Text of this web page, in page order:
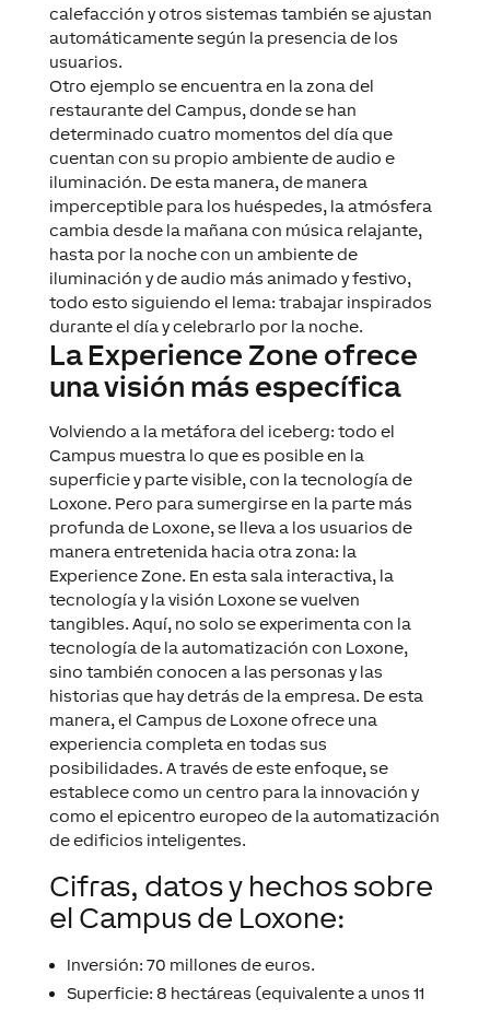
calefacción y otros sistemas también se ajustan
automáticamente según la presencia de los
usuarios.
Otro ejemplo se encuentra en la zona del
restaurante del Campus, donde se han
determinado cuatro momentos del día que
cuentan con su propio ambiente de audio e
iluminación. De esta manera, de manera
imperceptible para los huéspedes, la atmósfera
cambia desde la mañana con música relajante,
hasta por la noche con un ambiente de
iluminación y de audio más animado y festivo,
todo esto siguiendo el lema: trabajar inspirados
durante el día y celebrarlo por la noche.
La Experience Zone ofrece
una visión más específica
Volviendo a la metáfora del iceberg: todo el
Campus muestra lo que es posible en la
superficie y parte visible, con la tecnología de
Loxone. Pero para sumergirse en la parte más
profunda de Loxone, se lleva a los usuarios de
manera entretenida hacia otra zona: la
Experience Zone. En esta sala interactiva, la
tecnología y la visión Loxone se vuelven
tangibles. Aquí, no solo se experimenta con la
tecnología de la automatización con Loxone,
sino también conocen a las personas y las
historias que hay detrás de la empresa. De esta
manera, el Campus de Loxone ofrece una
experiencia completa en todas sus
posibilidades. A través de este enfoque, se
establece como un centro para la innovación y
como el epicentro europeo de la automatización
de edificios inteligentes.
Cifras, datos y hechos sobre
el Campus de Loxone:
Inversión: 70 millones de euros.
Superficie: 8 hectáreas (equivalente a unos 11